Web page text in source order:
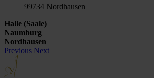
99734 Nordhausen
Halle (Saale)
Naumburg
Nordhausen
Previous Next